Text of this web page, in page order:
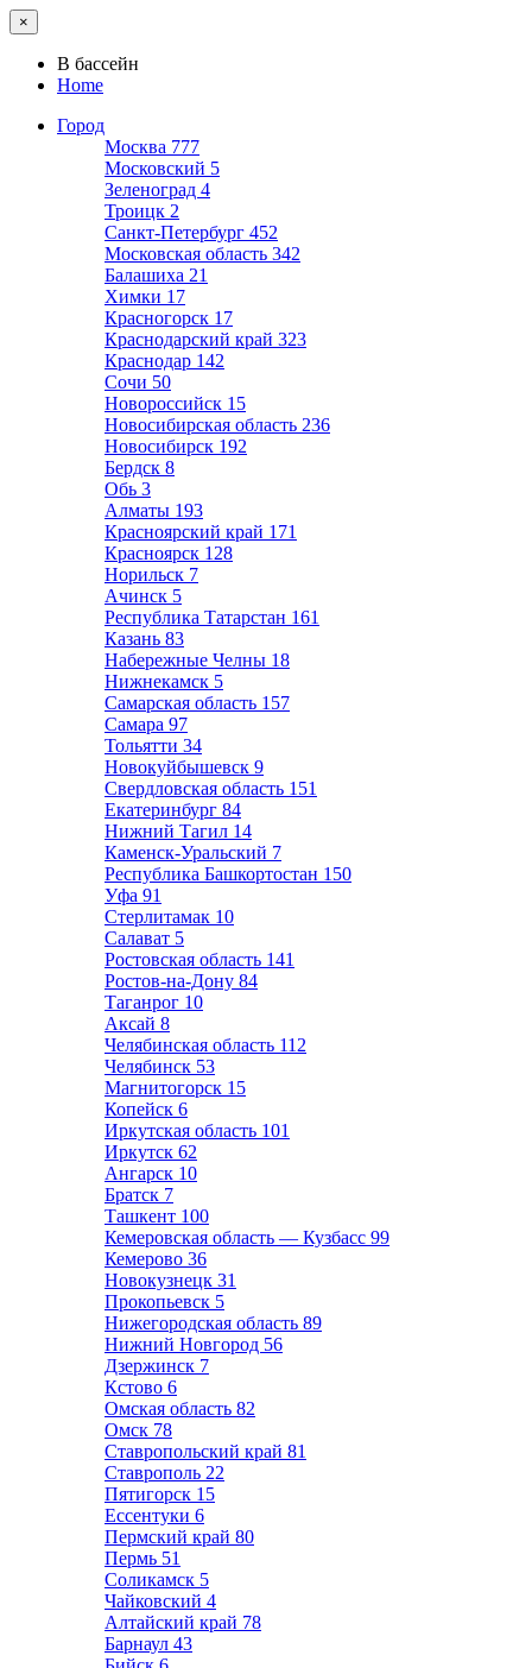
×
В бассейн
Home
Город
Москва 777
Московский 5
Зеленоград 4
Троицк 2
Санкт-Петербург 452
Московская область 342
Балашиха 21
Химки 17
Красногорск 17
Краснодарский край 323
Краснодар 142
Сочи 50
Новороссийск 15
Новосибирская область 236
Новосибирск 192
Бердск 8
Обь 3
Алматы 193
Красноярский край 171
Красноярск 128
Норильск 7
Ачинск 5
Республика Татарстан 161
Казань 83
Набережные Челны 18
Нижнекамск 5
Самарская область 157
Самара 97
Тольятти 34
Новокуйбышевск 9
Свердловская область 151
Екатеринбург 84
Нижний Тагил 14
Каменск-Уральский 7
Республика Башкортостан 150
Уфа 91
Стерлитамак 10
Салават 5
Ростовская область 141
Ростов-на-Дону 84
Таганрог 10
Аксай 8
Челябинская область 112
Челябинск 53
Магнитогорск 15
Копейск 6
Иркутская область 101
Иркутск 62
Ангарск 10
Братск 7
Ташкент 100
Кемеровская область — Кузбасс 99
Кемерово 36
Новокузнецк 31
Прокопьевск 5
Нижегородская область 89
Нижний Новгород 56
Дзержинск 7
Кстово 6
Омская область 82
Омск 78
Ставропольский край 81
Ставрополь 22
Пятигорск 15
Ессентуки 6
Пермский край 80
Пермь 51
Соликамск 5
Чайковский 4
Алтайский край 78
Барнаул 43